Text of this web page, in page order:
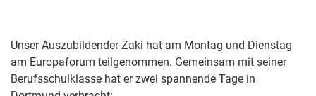
Unser Auszubildender Zaki hat am Montag und Dienstag
am Europaforum teilgenommen. Gemeinsam mit seiner
Berufsschulklasse hat er zwei spannende Tage in